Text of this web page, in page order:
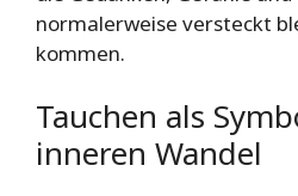
normalerweise versteckt
kommen.
Tauchen als
inneren Wandel